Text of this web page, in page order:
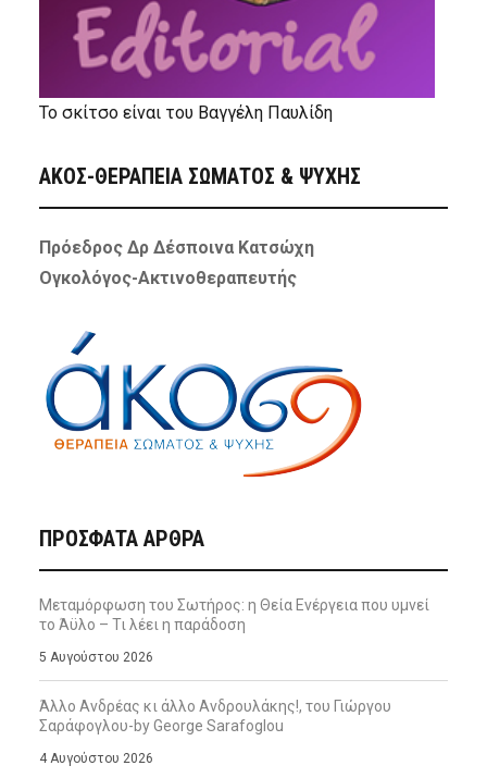
Το σκίτσο είναι του Βαγγέλη Παυλίδη
ΑΚΟΣ-ΘΕΡΑΠΕΙΑ ΣΩΜΑΤΟΣ & ΨΥΧΗΣ
Πρόεδρος Δρ Δέσποινα Κατσώχη
Ογκολόγος-Ακτινοθεραπευτής
ΠΡΌΣΦΑΤΑ ΆΡΘΡΑ
Μεταμόρφωση του Σωτήρος: η Θεία Ενέργεια που υμνεί
το Άϋλο – Τι λέει η παράδοση
5 Αυγούστου 2026
Άλλο Ανδρέας κι άλλο Ανδρουλάκης!, του Γιώργου
Σαράφογλου-by George Sarafoglou
4 Αυγούστου 2026